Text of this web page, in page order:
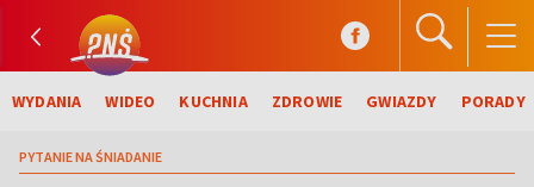
WYDANIA WIDEO KUCHNIA ZDROWIE GWIAZDY PORADY
PYTANIE NA ŚNIADANIE